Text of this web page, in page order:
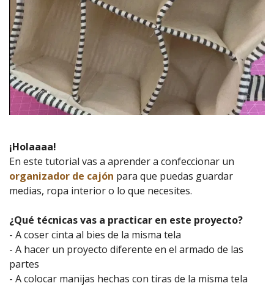
¡Holaaaa!
En este tutorial vas a aprender a confeccionar un
organizador de cajón para que puedas guardar
medias, ropa interior o lo que necesites.
¿Qué técnicas vas a practicar en este proyecto?
- A coser cinta al bies de la misma tela
- A hacer un proyecto diferente en el armado de las
partes
- A colocar manijas hechas con tiras de la misma tela